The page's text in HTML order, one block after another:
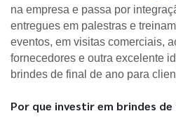
na empresa e passa por
entregues em palestras e
eventos, em visitas comerciais,
fornecedores e outra excelente
brindes de final de ano para
Por que investir em brindes de